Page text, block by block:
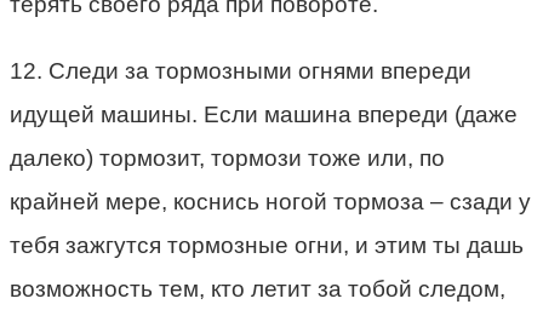
12. Следи за тормозными огнями впереди
идущей машины. Если машина впереди (даже
далеко) тормозит, тормози тоже или, по
крайней мере, коснись ногой тормоза – сзади у
тебя зажгутся тормозные огни, и этим ты дашь
возможность тем, кто летит за тобой следом,